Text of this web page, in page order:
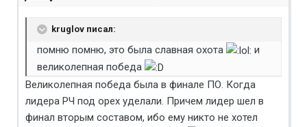
kruglov писал:
помню помню, это была славная охота
и
великолепная победа
Великолепная победа была в финале ПО. Когда
лидера РЧ под орех уделали. Причем лидер шел в
финал вторым составом, ибо ему никто не хотел